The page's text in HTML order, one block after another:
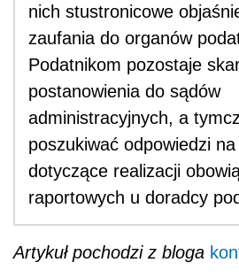
nich stustronicowe
zaufania do organów
Podatnikom pozostaje
postanowienia do sądów
administracyjnych, a
poszukiwać odpowiedzi
dotyczące realizacji
raportowych u doradcy
Artykuł pochodzi z bloga